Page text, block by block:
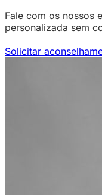
Fale com os nossos
personalizada sem
Solicitar